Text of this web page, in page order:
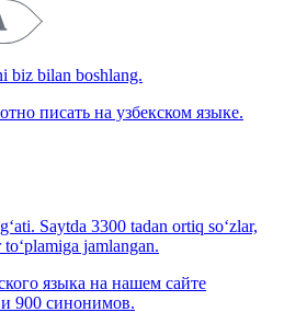
biz bilan boshlang.
писать на узбекском языке.
Saytda 3300 tadan ortiq so‘zlar,
jamlangan.
языка на нашем сайте
900 синонимов.